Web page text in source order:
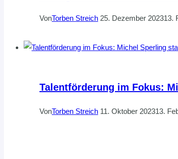
VonTorben Streich 25. Dezember 202313.
Talentförderung im Fokus:
VonTorben Streich 11. Oktober 202313.